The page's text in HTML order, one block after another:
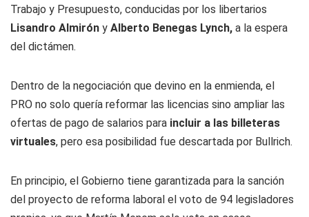
Trabajo y Presupuesto, conducidas por los libertarios
Lisandro Almirón y Alberto Benegas Lynch, a la espera
del dictámen.
Dentro de la negociación que devino en la enmienda, el
PRO no solo quería reformar las licencias sino ampliar las
ofertas de pago de salarios para incluir a las billeteras
virtuales, pero esa posibilidad fue descartada por Bullrich.
En principio, el Gobierno tiene garantizada para la sanción
del proyecto de reforma laboral el voto de 94 legisladores